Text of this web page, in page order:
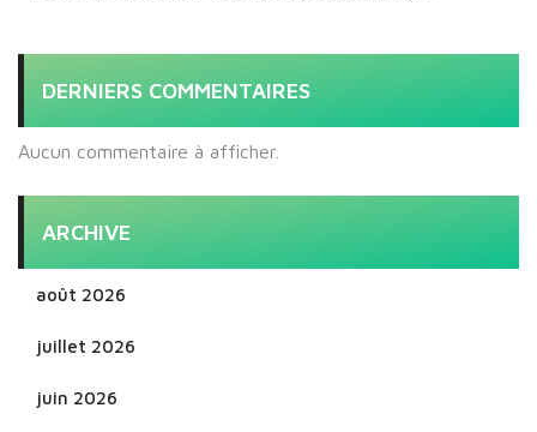
DERNIERS COMMENTAIRES
Aucun commentaire à afficher.
ARCHIVE
août 2026
juillet 2026
juin 2026